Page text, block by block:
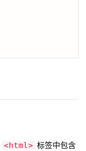
<html> 标签中包含